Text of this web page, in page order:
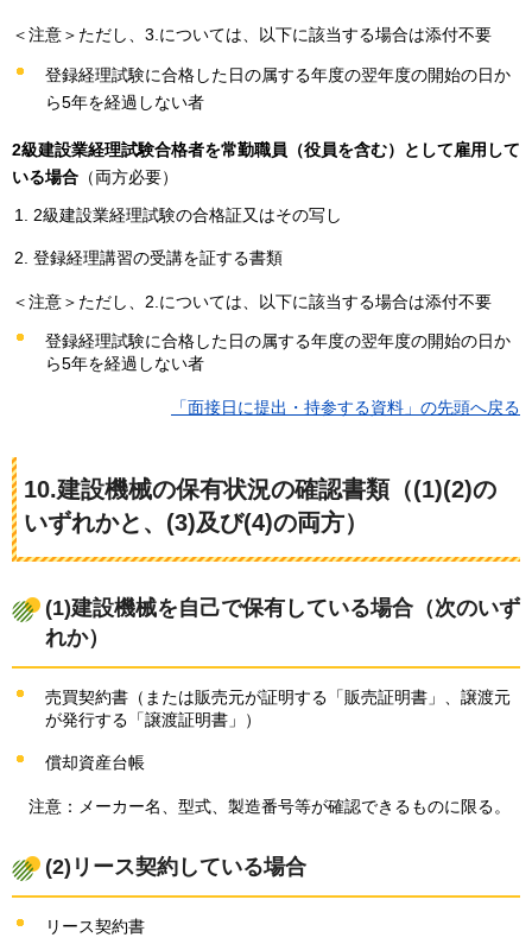
＜注意＞ただし、3.については、以下に該当する場合は添付不要
登録経理試験に合格した日の属する年度の翌年度の開始の日か
ら5年を経過しない者
2級建設業経理試験合格者を常勤職員（役員を含む）として雇用して
いる場合 （両方必要）
2級建設業経理試験の合格証又はその写し
登録経理講習の受講を証する書類
＜注意＞ただし、2.については、以下に該当する場合は添付不要
登録経理試験に合格した日の属する年度の翌年度の開始の日か
ら5年を経過しない者
「面接日に提出・持参する資料」の先頭へ戻る
10.建設機械の保有状況の確認書類（(1)(2)の
いずれかと、(3)及び(4)の両方）
(1)建設機械を自己で保有している場合（次のいず
れか）
売買契約書（または販売元が証明する「販売証明書」、譲渡元
が発行する「譲渡証明書」）
償却資産台帳
注意： メーカー名、型式、製造番号等が確認できるものに限る。
(2)リース契約している場合
リース契約書